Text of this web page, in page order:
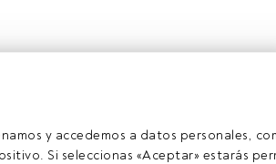
y accedemos a datos personales,
Si seleccionas «Aceptar» estarás
Login. Si aún no tienes cuenta, te
FundsPeople